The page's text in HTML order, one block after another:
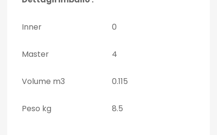
Inner 0
Master 4
Volume m3 0.115
Peso kg 8.5